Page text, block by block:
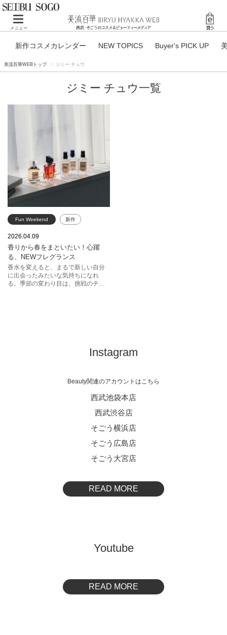
Toggle navigation
メニュー
新作コスメカレンダー NEW TOPICS Buyer's PICK UP
美流百華WEBトップ ジミー チュウ
ジミー チュウ一覧
Fun Weekend 新作
フレグランス
ジミー チュウ
ジバンシイ ビューティー
イヴ・サンローラン・ボーテ
2026.04.09
香りから春をまといたい！心躍
る、NEWフレグランス
香水を変えると、まるで新しい自分
に出会ったみたいな気持ちになれ
る。季節の変わり目は、挑戦のチャ
Instagram
Beauty関連のアカウントはこちら
西武池袋本店
西武渋谷店
そごう横浜店
そごう広島店
そごう大宮店
READ MORE
Youtube
READ MORE